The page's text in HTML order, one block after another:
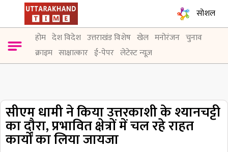
सोशल
होम देश विदेश उत्तराखंड विशेष खेल मनोरंजन चुनाव
क्राइम साक्षात्कार ई-पेपर लेटेस्ट न्यूज़
सीएम धामी ने किया उत्तरकाशी के श्यानचट्टी
का दौरा, प्रभावित क्षेत्रों में चल रहे राहत
कार्यों का लिया जायजा